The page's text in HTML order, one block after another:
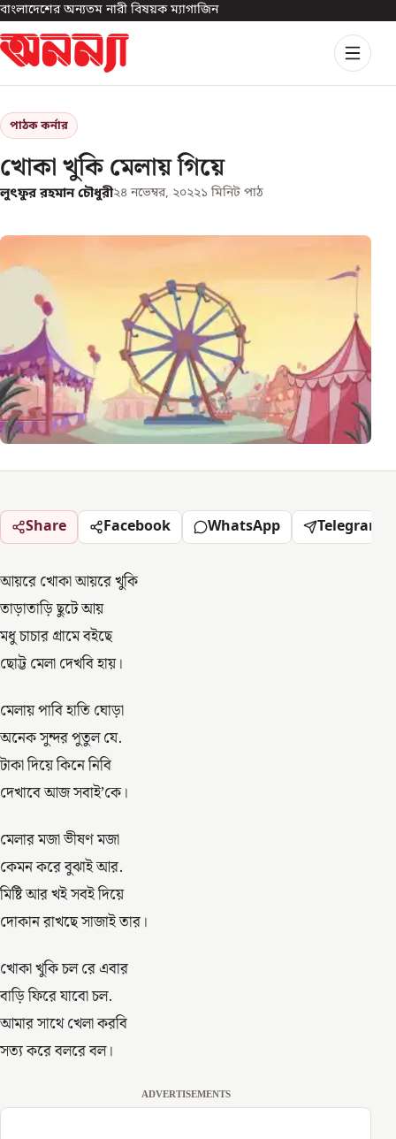
বাংলাদেশের অন্যতম নারী বিষয়ক ম্যাগাজিন
পাঠক কর্নার
খোকা খুকি মেলায় গিয়ে
লুৎফুর রহমান চৌধুরী২৪ নভেম্বর, ২০২২১ মিনিট পাঠ
Share Facebook WhatsApp Telegram
আয়রে খোকা আয়রে খুকি
তাড়াতাড়ি ছুটে আয়
মধু চাচার গ্রামে বইছে
ছোট্ট মেলা দেখবি হায়।
মেলায় পাবি হাতি ঘোড়া
অনেক সুন্দর পুতুল যে.
টাকা দিয়ে কিনে নিবি
দেখাবে আজ সবাই’কে।
মেলার মজা ভীষণ মজা
কেমন করে বুঝাই আর.
মিষ্টি আর খই সবই দিয়ে
দোকান রাখছে সাজাই তার।
খোকা খুকি চল রে এবার
বাড়ি ফিরে যাবো চল.
আমার সাথে খেলা করবি
সত্য করে বলরে বল।
ADVERTISEMENTS